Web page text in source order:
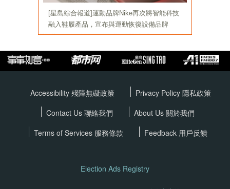
Accessibility 殘障無礙政策 Privacy Policy 隱私政策
Contact Us 聯絡我們
About Us 關於我們
Terms of Services 服務條款 Feedback 用戶反饋
Election Ads Registry